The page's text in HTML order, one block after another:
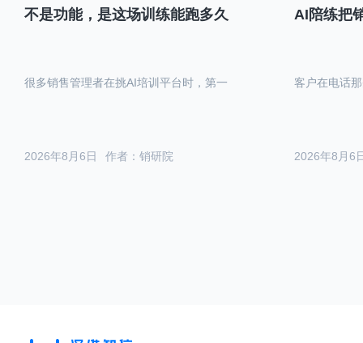
不是功能，是这场训练能跑多久
作者：销研院
2026年8月6日
很多销售管理者在挑AI培训平台时，第一
AI陪练把
2026年8月6
客户在电话